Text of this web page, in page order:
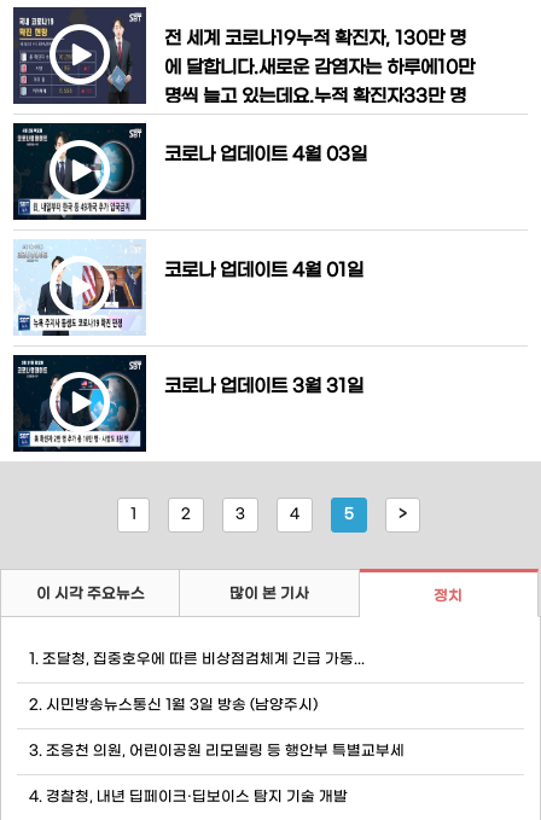
고, 신용등급(NICE 신용정보 기준) 7등
급 이하인 만 19세 이상의 도민이다
의 조치에 따라 ‘무기한 휴원 연장’과 ‘긴급
보육’을 이어가고 있는 실정이다. 정부의
지시사항에 맞춰 운영을 계속하고 있지만,
폐원까지 고려하고 있다. 이에 따라 인건
​전 세계 코로나19누적 확진자, 130만 명
에 달합니다.새로운 감염자는 하루에10만
명씩 늘고 있는데요.누적 확진자33만 명
이번 주를“최악의 한주가 될 것”이라며 암
1테러에 비유하기도 했습니다.확진자 수
코로나 업데이트 4월 03일
코로나 업데이트 4월 01일
코로나 업데이트 3월 31일
1 2 3 4 5 >
이 시각 주요뉴스 많이 본 기사 정치
1. 조달청, 집중호우에 따른 비상점검체계 긴급 가동...
2. 시민방송뉴스통신 1월 3일 방송 (남양주시)
3. 조응천 의원, 어린이공원 리모델링 등 행안부 특별교부세
4. 경찰청, 내년 딥페이크·딥보이스 탐지 기술 개발